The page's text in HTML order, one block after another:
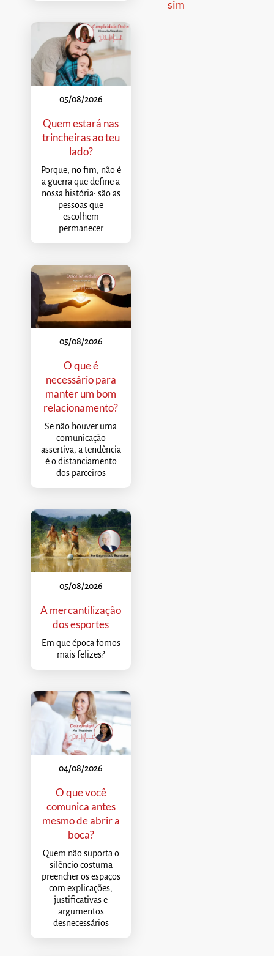
05/08/2026
Quem estará nas
trincheiras ao teu
lado?
Porque, no fim, não é
a guerra que define a
nossa história: são as
pessoas que
escolhem
permanecer
05/08/2026
O que é
necessário para
manter um bom
relacionamento?
Se não houver uma
comunicação
assertiva, a tendência
é o distanciamento
dos parceiros
05/08/2026
A mercantilização
dos esportes
Em que época fomos
mais felizes?
04/08/2026
O que você
comunica antes
mesmo de abrir a
boca?
Quem não suporta o
silêncio costuma
preencher os espaços
com explicações,
justificativas e
argumentos
desnecessários
sim